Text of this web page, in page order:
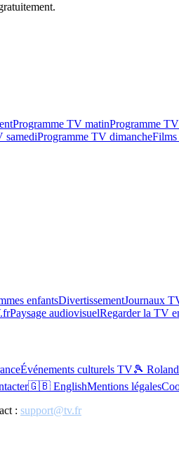
Programme TV matinProgramme
samediProgramme TV dimanche
enfantsDivertissementJournaux
Paysage audiovisuelRegarder la TV
Événements culturels TV🎾
🇬🇧 EnglishMentions légales
: support@tv.fr